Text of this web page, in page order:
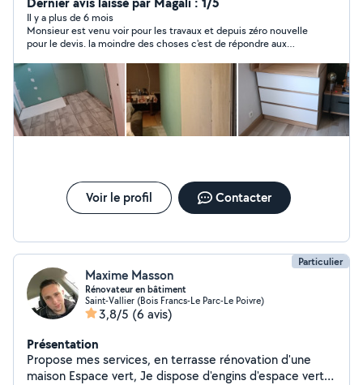
Il y a plus de 6 mois
Monsieur est venu voir pour les travaux et depuis zéro nouvelle
pour le devis. la moindre des choses c'est de répondre aux
Voir le profil Contacter
Particulier
Maxime Masson
Rénovateur en bâtiment
Saint-Vallier (Bois Francs-Le Parc-Le Poivre)
3,8/5 (6 avis)
Présentation
Propose mes services, en terrasse rénovation d'une
maison Espace vert, Je dispose d'engins d'espace vert